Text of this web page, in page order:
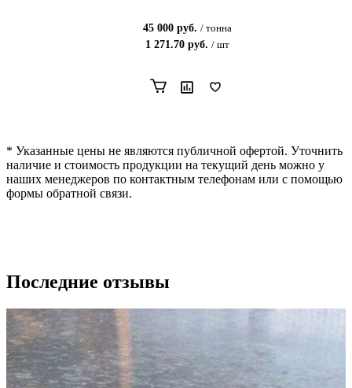
45 000руб. / тонна
1 271.70руб. / шт
* Указанные цены не являются публичной офертой. Уточнить
наличие и стоимость продукции на текущий день можно у
наших менеджеров по контактным телефонам или с помощью
формы обратной связи.
Последние отзывы